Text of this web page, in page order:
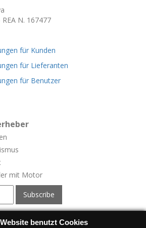
N. 167477
für Kunden
für Lieferanten
für Benutzer
mit Motor
für Fahrzeuge
benutzt Cookies